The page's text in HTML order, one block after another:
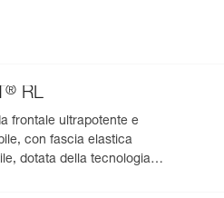
di carica
® RL
frontale ultrapotente e
con fascia elastica
dotata della tecnologia